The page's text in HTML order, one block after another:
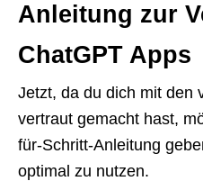
Anleitung zur
ChatGPT Apps
Jetzt, da du dich mit den
vertraut gemacht hast,
für-Schritt-Anleitung
optimal zu nutzen.